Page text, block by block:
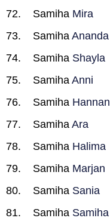
Samiha Mira
Samiha Ananda
Samiha Shayla
Samiha Anni
Samiha Hannan
Samiha Ara
Samiha Halima
Samiha Marjan
Samiha Sania
Samiha Samiha